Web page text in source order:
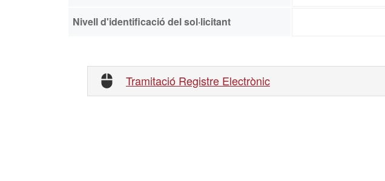
Nivell d'identificació del sol·licitant
Tramitació Registre Electrònic